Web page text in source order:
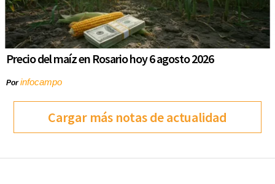
Precio del maíz en Rosario hoy 6 agosto 2026
Porinfocampo
Cargar más notas de actualidad